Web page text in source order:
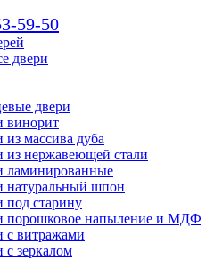
59-50
двери
двери
винорит
из массива дуба
из нержавеющей стали
ламинированные
натуральный шпон
под старину
порошковое напыление и МДФ
с витражами
с зеркалом